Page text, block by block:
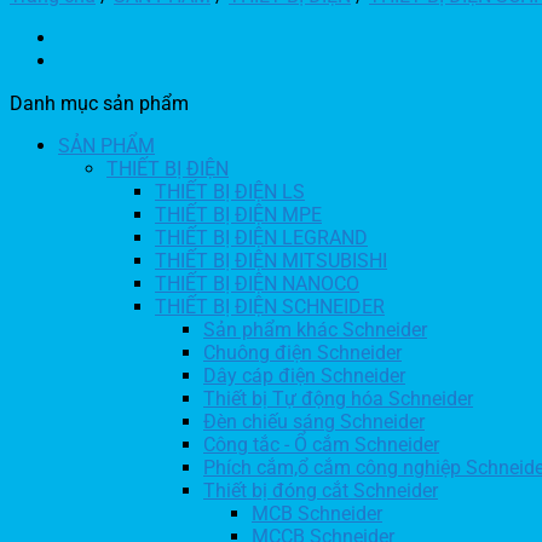
Danh mục sản phẩm
SẢN PHẨM
THIẾT BỊ ĐIỆN
THIẾT BỊ ĐIỆN LS
THIẾT BỊ ĐIỆN MPE
THIẾT BỊ ĐIỆN LEGRAND
THIẾT BỊ ĐIỆN MITSUBISHI
THIẾT BỊ ĐIỆN NANOCO
THIẾT BỊ ĐIỆN SCHNEIDER
Sản phẩm khác Schneider
Chuông điện Schneider
Dây cáp điện Schneider
Thiết bị Tự động hóa Schneider
Đèn chiếu sáng Schneider
Công tắc - Ổ cắm Schneider
Phích cắm,ổ cắm công nghiệp
Thiết bị đóng cắt Schneider
MCB Schneider
MCCB Schneider